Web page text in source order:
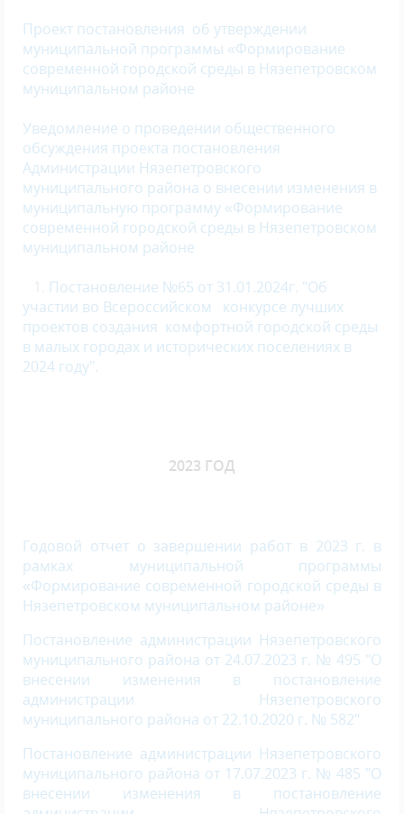
Проект постановления об утверждении
муниципальной программы «Формирование
современной городской среды в Нязепетровском
муниципальном районе
Уведомление о проведении общественного
обсуждения проекта постановления
Администрации Нязепетровского
муниципального района о внесении изменения в
муниципальную программу «Формирование
современной городской среды в Нязепетровском
муниципальном районе
Постановление №65 от 31.01.2024г. "Об
участии во Всероссийском конкурсе лучших
проектов создания комфортной городской среды
в малых городах и исторических поселениях в
2024 году".
2023 ГОД
Годовой отчет о завершении работ в 2023 г. в
рамках муниципальной программы
«Формирование современной городской среды в
Нязепетровском муниципальном районе»
Постановление администрации Нязепетровского
муниципального района от 24.07.2023 г. № 495 "О
внесении изменения в постановление
администрации Нязепетровского
муниципального района от 22.10.2020 г. № 582"
Постановление администрации Нязепетровского
муниципального района от 17.07.2023 г. № 485 "О
внесении изменения в постановление